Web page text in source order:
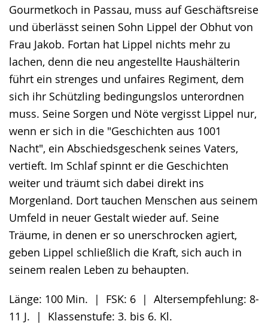
Gourmetkoch in Passau, muss auf Geschäftsreise
und überlässt seinen Sohn Lippel der Obhut von
Frau Jakob. Fortan hat Lippel nichts mehr zu
lachen, denn die neu angestellte Haushälterin
führt ein strenges und unfaires Regiment, dem
sich ihr Schützling bedingungslos unterordnen
muss. Seine Sorgen und Nöte vergisst Lippel nur,
wenn er sich in die "Geschichten aus 1001
Nacht", ein Abschiedsgeschenk seines Vaters,
vertieft. Im Schlaf spinnt er die Geschichten
weiter und träumt sich dabei direkt ins
Morgenland. Dort tauchen Menschen aus seinem
Umfeld in neuer Gestalt wieder auf. Seine
Träume, in denen er so unerschrocken agiert,
geben Lippel schließlich die Kraft, sich auch in
seinem realen Leben zu behaupten.
Länge: 100 Min. | FSK: 6 | Altersempfehlung: 8-
11 J. | Klassenstufe: 3. bis 6. Kl.